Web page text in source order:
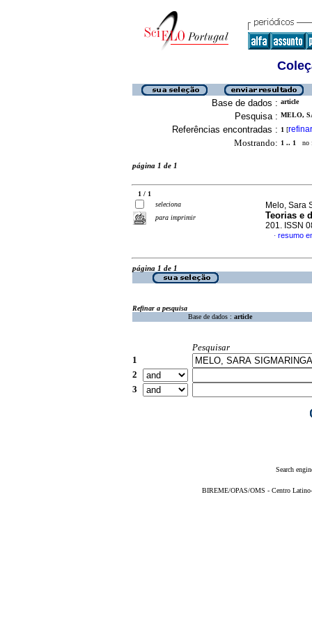
Base de dados : article
Pesquisa : MELO,
Referências encontradas : 1 [refinar
Mostrando: 1 .. 1 no
página 1 de 1
1 / 1
seleciona
para imprimir
Melo, Sara
Teorias e
201. ISSN
· resumo
página 1 de 1
Refinar a pesquisa
Base de dados : article
Pesquisar
1
2
3
Search
BIREME/OPAS/OMS - Centro Latino-